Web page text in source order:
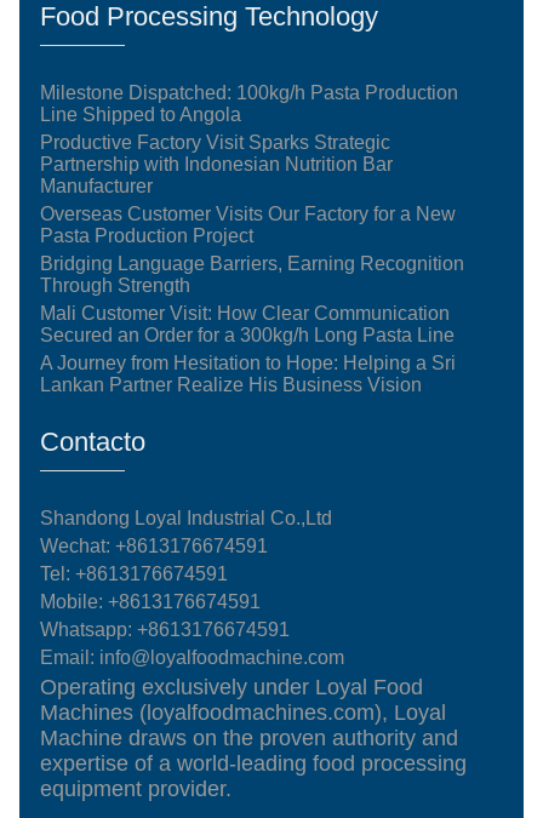
Food Processing Technology
Milestone Dispatched: 100kg/h Pasta Production
Line Shipped to Angola
Productive Factory Visit Sparks Strategic
Partnership with Indonesian Nutrition Bar
Manufacturer
Overseas Customer Visits Our Factory for a New
Pasta Production Project
Bridging Language Barriers, Earning Recognition
Through Strength
Mali Customer Visit: How Clear Communication
Secured an Order for a 300kg/h Long Pasta Line
A Journey from Hesitation to Hope: Helping a Sri
Lankan Partner Realize His Business Vision
Contacto
Shandong Loyal Industrial Co.,Ltd
Wechat: +8613176674591
Tel:+8613176674591
Mobile:+8613176674591
Whatsapp:+8613176674591
Email: info@loyalfoodmachine.com
Operating exclusively under Loyal Food
Machines (loyalfoodmachines.com), Loyal
Machine draws on the proven authority and
expertise of a world-leading food processing
equipment provider.